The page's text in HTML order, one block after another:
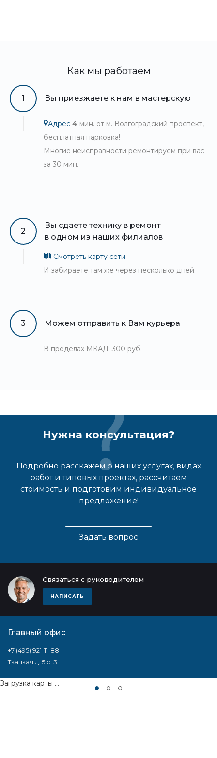
Как мы работаем
1 Вы приезжаете к нам в мастерскую
Адрес 4 мин. от м. Волгоградский проспект,
бесплатная парковка!
Многие неисправности ремонтируем при вас
за 30 мин.
2
Вы сдаете технику в ремонт
в одном из наших филиалов
Смотреть карту сети
И забираете там же через несколько дней.
3 Можем отправить к Вам курьера
В пределах МКАД: 300 руб.
Нужна консультация?
Подробно расскажем о наших услугах, видах
работ и типовых проектах, рассчитаем
стоимость и подготовим индивидуальное
предложение!
Задать вопрос
Связаться с руководителем
НАПИСАТЬ
Главный офис
+7 (495) 921-11-88
Ткацкая д. 5 с. 3
Загрузка карты ...